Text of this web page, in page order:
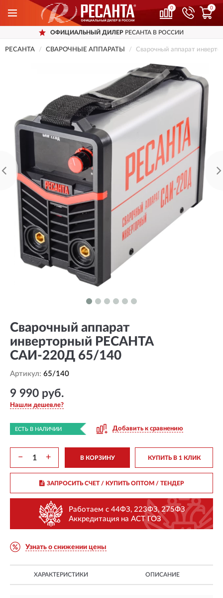
0 0
ОФИЦИАЛЬНЫЙ ДИЛЕРРЕСАНТА В РОССИИ
РЕСАНТА СВАРОЧНЫЕ АППАРАТЫ Сварочный аппарат
Сварочный аппарат
инверторный РЕСАНТА
САИ-220Д 65/140
Артикул: 65/140
9 990 руб.
Нашли дешевле?
ЕСТЬ В НАЛИЧИИ Добавить к сравнению
− + В КОРЗИНУ КУПИТЬ В 1 КЛИК
ЗАПРОСИТЬ СЧЕТ / КУПИТЬ ОПТОМ/ ТЕНДЕР
Работаем с 44ФЗ, 223ФЗ, 275ФЗ
Аккредитация на АСТ ГОЗ
Узнать о снижении цены
ХАРАКТЕРИСТИКИ ОПИСАНИЕ